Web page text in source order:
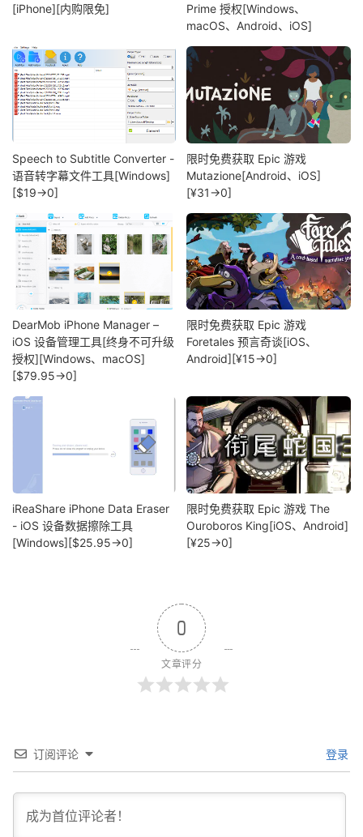
[iPhone][内购限免]
Prime 授权[Windows、
macOS、Android、iOS]
Speech to Subtitle Converter -
语音转字幕文件工具[Windows]
[$19→0]
限时免费获取 Epic 游戏
Mutazione[Android、iOS]
[¥31→0]
DearMob iPhone Manager –
iOS 设备管理工具[终身不可升级
授权][Windows、macOS]
[$79.95→0]
限时免费获取 Epic 游戏
Foretales 预言奇谈[iOS、
Android][¥15→0]
iReaShare iPhone Data Eraser
- iOS 设备数据擦除工具
[Windows][$25.95→0]
限时免费获取 Epic 游戏 The
Ouroboros King[iOS、Android]
[¥25→0]
0
文章评分
订阅评论 登录